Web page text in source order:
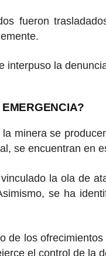
fueron
interpuso la
minera se
se encuentran en
la ola de
se ha
de los
el control de la